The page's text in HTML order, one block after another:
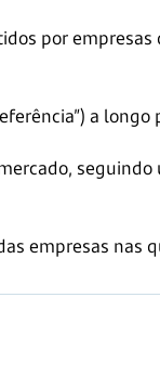
por empresas
a longo
seguindo
empresas nas